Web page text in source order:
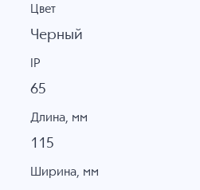
Цвет
Черный
IP
65
Длина, мм
115
Ширина, мм